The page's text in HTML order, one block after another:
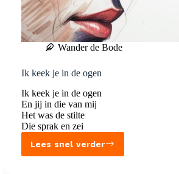
Wander de Bode
Ik keek je in de ogen
Ik keek je in de ogen
En jij in die van mij
Het was de stilte
Die sprak en zei
Lees snel verder
Ik